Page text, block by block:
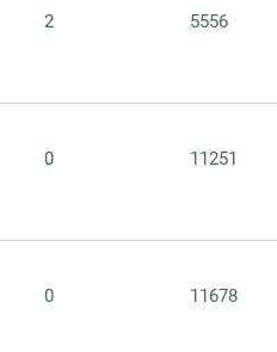
2 5556
0 11251
0 11678